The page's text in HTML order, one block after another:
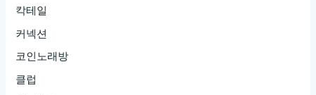
칵테일
커넥션
코인노래방
클럽